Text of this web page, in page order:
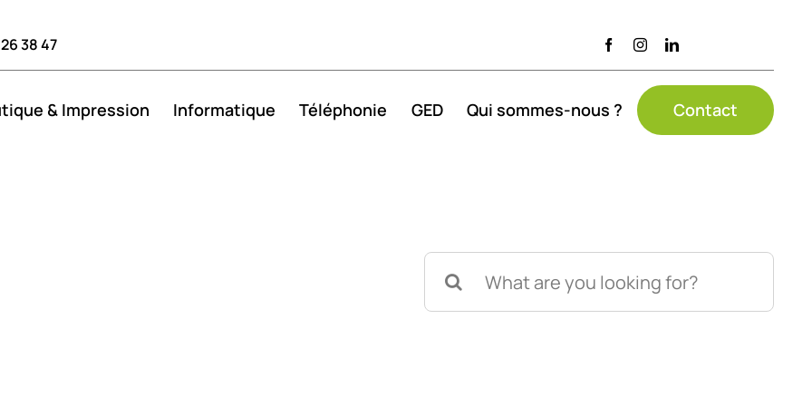
38 47
& Impression Informatique Téléphonie GED Qui sommes-nous ? Contact